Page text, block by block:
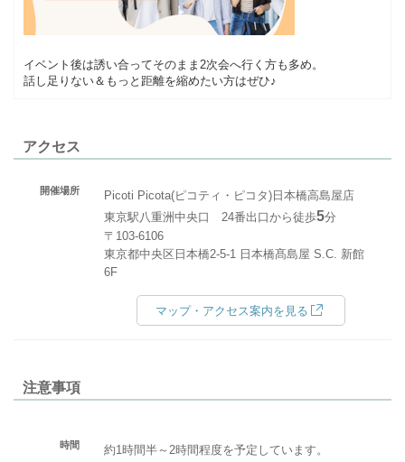
イベント後は誘い合ってそのまま2次会へ行く方も多め。
話し足りない＆もっと距離を縮めたい方はぜひ♪
アクセス
開催場所
Picoti Picota(ピコティ・ピコタ)日本橋高島屋店
東京駅八重洲中央口 24番出口から徒歩5分
〒103-6106
東京都中央区日本橋2-5-1 日本橋髙島屋 S.C. 新館
6F
マップ・アクセス案内を見る
注意事項
時間 約1時間半～2時間程度を予定しています。